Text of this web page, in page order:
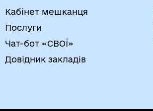
Кабінет мешканця
Послуги
Чат-бот «СВОЇ»
Довідник закладів